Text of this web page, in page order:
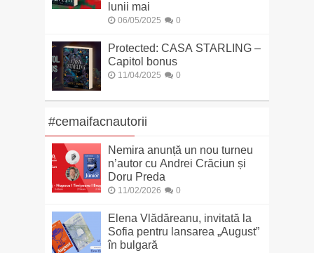
lunii mai
06/05/2025 0
Protected: CASA STARLING –
Capitol bonus
11/04/2025 0
#cemaifacnautorii
Nemira anunță un nou turneu
n’autor cu Andrei Crăciun și
Doru Preda
11/02/2026 0
Elena Vlădăreanu, invitată la
Sofia pentru lansarea „August”
în bulgară